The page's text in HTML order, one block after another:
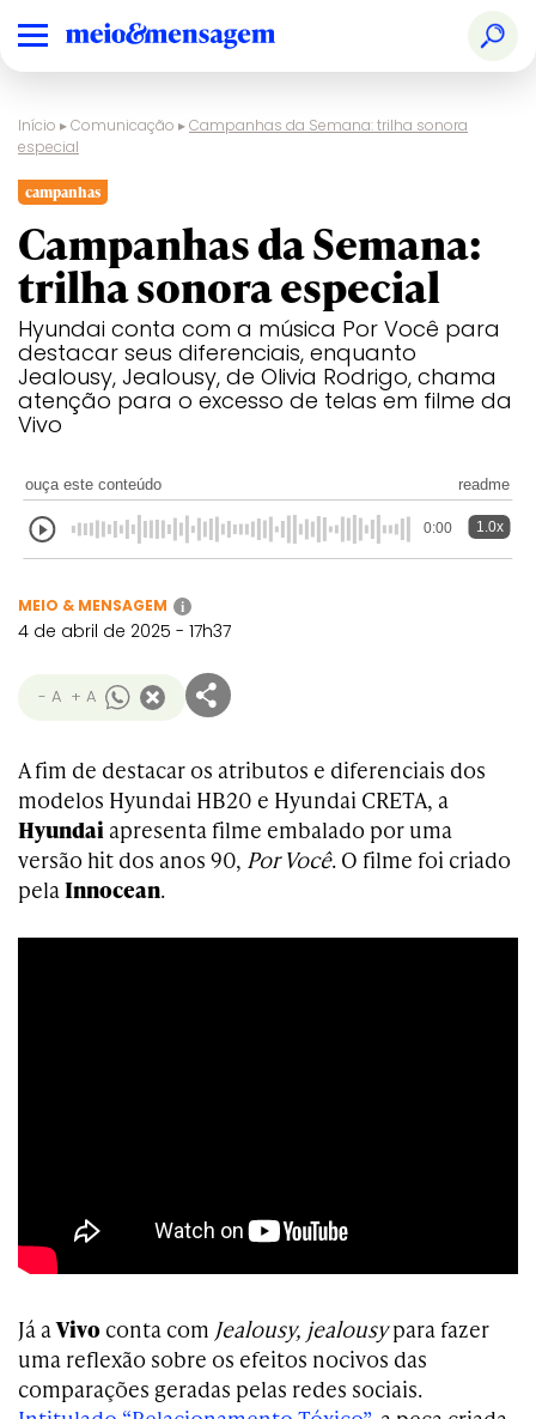
Início ▸Comunicação ▸Campanhas da Semana: trilha sonora
especial
campanhas
Campanhas da Semana:
trilha sonora especial
Hyundai conta com a música Por Você para
destacar seus diferenciais, enquanto
Jealousy, Jealousy, de Olivia Rodrigo, chama
atenção para o excesso de telas em filme da
Vivo
ouça este conteúdo readme
0:00 1.0x
MEIO & MENSAGEM i
4 de abril de 2025 - 17h37
- A + A
A fim de destacar os atributos e diferenciais dos
modelos Hyundai HB20 e Hyundai CRETA, a
Hyundai apresenta filme embalado por uma
versão hit dos anos 90, Por Você. O filme foi criado
pelaInnocean.
Já aVivo conta com Jealousy, jealousypara fazer
uma reflexão sobre os efeitos nocivos das
comparações geradas pelas redes sociais.